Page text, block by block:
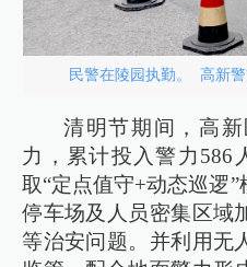
民警在陵园执勤。 高新
清明节期间，高
力，累计投入警力586
取“定点值守+动态巡逻”
停车场及人员密集区域
等治安问题。并利用无